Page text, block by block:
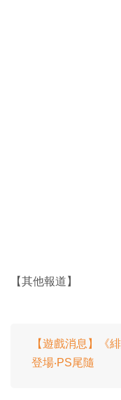
【其他報道】
【遊戲消息】《
登場‧PS尾隨